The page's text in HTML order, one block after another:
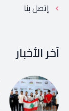
إتصل بنا
آخر الأخبار